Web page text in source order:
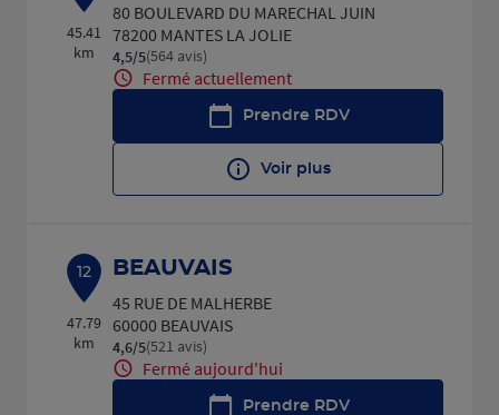
45.41
km
80 BOULEVARD DU MARECHAL JUIN
78200 MANTES LA JOLIE
4,5/5Note de 4.5 sur 5
(564 avis)
Fermé actuellement
Prendre RDV
Voir plus
12
47.79
km
BEAUVAIS
45 RUE DE MALHERBE
60000 BEAUVAIS
4,6/5Note de 4.6 sur 5
(521 avis)
Fermé aujourd'hui
Prendre RDV